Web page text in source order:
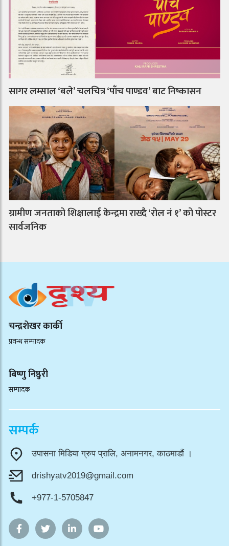
सागर लम्साल ‘बले’ चलचित्र ‘पाँच पाण्डव’ बाट निष्कासन
ग्रामीण जनताको शिक्षालाई केन्द्रमा राख्दै ‘रोल नं १’ को पोस्टर
सार्वजनिक
चन्द्रशेखर कार्की
प्रवन्ध सम्पादक
बिष्णु निष्ठुरी
सम्पादक
सम्पर्क
उपासना मिडिया ग्रुप प्रालि, अनामनगर, काठमाडौं ।
drishyatv2019@gmail.com
+977-1-5705847